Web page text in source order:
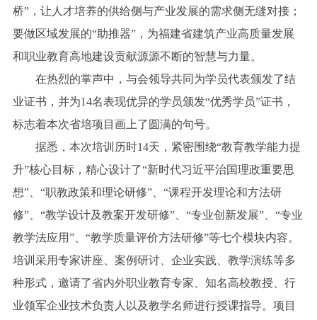
桥”，让人才培养的供给侧与产业发展的需求侧无缝对接；
要做区域发展的“助推器”，为福建省建筑产业高质量发展
和职业教育高地建设贡献源源不断的智慧与力量。
在热烈的掌声中，与会领导共同为学员代表颁发了结
业证书，并为14名表现优异的学员颁发“优秀学员”证书，
标志着本次省培项目画上了圆满的句号。
据悉，本次培训历时14天，紧密围绕“教育教学能力提
升”核心目标，精心设计了“新时代习近平治国理政重要思
想”、“职教政策和理论研修”、“课程开发理论和方法研
修”、“教学设计及教案开发研修”、“专业创新发展”、“专业
教学法应用”、“教学质量评价方法研修”等七个模块内容。
培训采用专家讲座、案例研讨、企业实践、教学演练等多
种形式，邀请了省内外职业教育专家、知名高校教授、行
业领军企业技术负责人以及教学名师进行授课指导。项目